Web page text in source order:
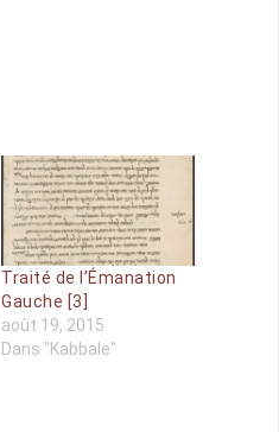
Traité de l’Émanation
Gauche [3]
août 19, 2015
Dans "Kabbale"